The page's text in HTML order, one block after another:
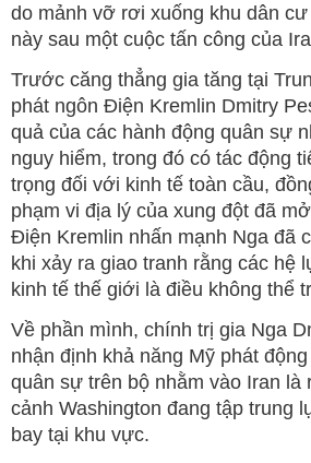
do mảnh vỡ rơi xuống khu dân
này sau một cuộc tấn công của
Trước căng thẳng gia tăng tại
phát ngôn Điện Kremlin Dmitry
quả của các hành động quân sự
nguy hiểm, trong đó có tác động
trọng đối với kinh tế toàn cầu,
phạm vi địa lý của xung đột đã
Điện Kremlin nhấn mạnh Nga đã
khi xảy ra giao tranh rằng các hệ
kinh tế thế giới là điều không thể
Về phần mình, chính trị gia Nga
nhận định khả năng Mỹ phát
quân sự trên bộ nhằm vào Iran là
cảnh Washington đang tập trung
bay tại khu vực.